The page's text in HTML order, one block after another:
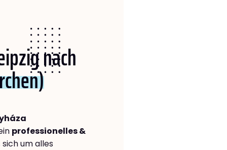
nach
professionelles &
sich um alles